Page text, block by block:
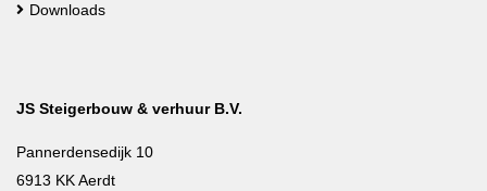
Downloads
JS Steigerbouw & verhuur B.V.
Pannerdensedijk 10
6913 KK Aerdt